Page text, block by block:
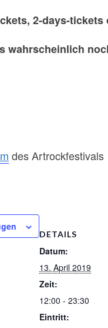
2-days-
wahrscheinlich
des Artrockfestivals
DETAILS
Datum:
13. April 2019
Zeit:
12:00 - 23:30
Eintritt: